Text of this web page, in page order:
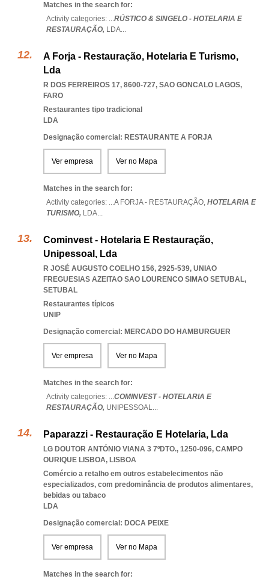
Matches in the search for:
Activity categories: ...RÚSTICO & SINGELO - HOTELARIA E
RESTAURAÇÃO, LDA...
A Forja - Restauração, Hotelaria E Turismo,
Lda
R DOS FERREIROS 17, 8600-727, SAO GONCALO LAGOS,
FARO
Restaurantes tipo tradicional
LDA
Designação comercial: RESTAURANTE A FORJA
Ver empresa Ver no Mapa
Matches in the search for:
Activity categories: ...A FORJA - RESTAURAÇÃO, HOTELARIA E
TURISMO, LDA...
Cominvest - Hotelaria E Restauração,
Unipessoal, Lda
R JOSÉ AUGUSTO COELHO 156, 2925-539, UNIAO
FREGUESIAS AZEITAO SAO LOURENCO SIMAO SETUBAL,
SETUBAL
Restaurantes típicos
UNIP
Designação comercial: MERCADO DO HAMBURGUER
Ver empresa Ver no Mapa
Matches in the search for:
Activity categories: ...COMINVEST - HOTELARIA E
RESTAURAÇÃO, UNIPESSOAL...
Paparazzi - Restauração E Hotelaria, Lda
LG DOUTOR ANTÓNIO VIANA 3 7ºDTO., 1250-096, CAMPO
OURIQUE LISBOA, LISBOA
Comércio a retalho em outros estabelecimentos não
especializados, com predominância de produtos alimentares,
bebidas ou tabaco
LDA
Designação comercial: DOCA PEIXE
Ver empresa Ver no Mapa
Matches in the search for: